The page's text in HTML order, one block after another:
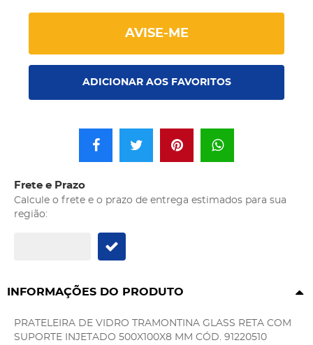
AVISE-ME
ADICIONAR AOS FAVORITOS
Frete e Prazo
Calcule o frete e o prazo de entrega estimados para sua
região:
INFORMAÇÕES DO PRODUTO
PRATELEIRA DE VIDRO TRAMONTINA GLASS RETA COM
SUPORTE INJETADO 500X100X8 MM CÓD. 91220510